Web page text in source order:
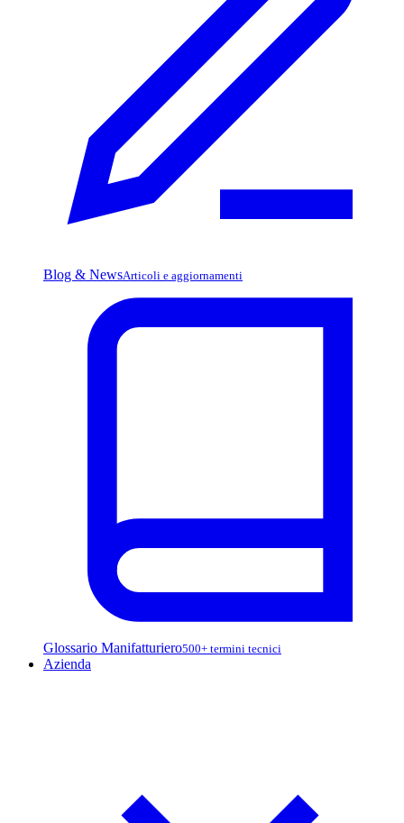
Blog & NewsArticoli e aggiornamenti
Glossario Manifatturiero500+ termini tecnici
Azienda